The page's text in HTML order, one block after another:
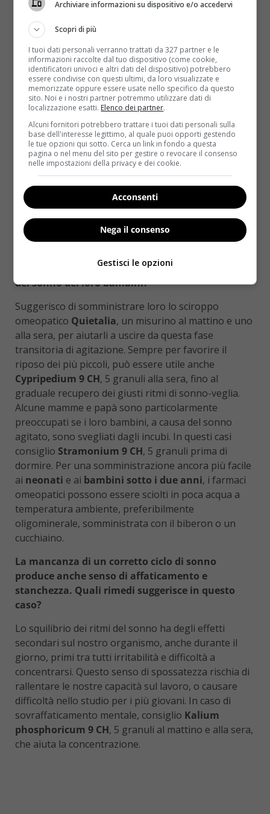
Certamente. Essendo generalmenteprivi di effetti
collaterali
bambini, anziani e donne incinte,
queste ultime che sono maggiormente soggette a
risentire del cambio di orario.
Cosa consiglia ai genitori che lamentano disturbi
del sonno dei loro bambini?
Suggerisco di somministrare loro lo sciroppo
omeopatico Quietalia, un misurino al mattino e uno
alla sera, per aiutarli a uscire da questa fase
transitoria di agitazione. Sempre per favorire il
riposo dei più piccoli, può essere utile anche
Cypripedium 9 CH, 5 granuli alla sera, fino al
graduale recupero dei giusti ritmi di sonno-veglia.
Alcune mamme e papà sono particolarmente
preoccupati se i loro bambini, a causa del sonno
agitato, sono svegliati dagli incubi. In questi casi
consiglio Stramonium 9 CH, 5 granuli prima di
dormire. Per una somministrazione ancora più facile
ai neonati e ai bambini sotto i due anni, i farmaci
omeopatici possono essere sciolti in poca acqua a
temperatura ambiente, preferibilmente
oligominerale, somministrata con il biberon o un
cucchiaino.
La mancanza di un corretto ciclo di sonno
produce anche senso di affaticamento e
stanchezza. Quali rimedi suggerisce in questo
caso?
Lo squilibrio dei ritmi del sonno ha degli effetti
secondari sul nostro organismo, anche durante il
giorno, primi tra tutti irritabilità e difficoltà a
concentrarsi. Questo senso di spossatezza rischia di
rallentare le nostre capacità sul lavoro, o causare
difficoltà nello studio per i più giovani. In caso di
sovraffaticamento mentale, consiglio Kalium
phosphoricum 9 CH, 5 granuli al mattino e alla sera,
che aiuta la concentrazione.
Archiviare informazioni su dispositivo e/o accedervi
Scopri di più
I tuoi dati personali verranno trattati da 327 partner e le
informazioni raccolte dal tuo dispositivo (come cookie,
identificatori univoci e altri dati del dispositivo) potrebbero
essere condivise con questi ultimi, da loro visualizzate e
memorizzate oppure essere usate nello specifico da questo
sito. Noi e i nostri partner potremmo utilizzare dati di
localizzazione esatti. Elenco dei partner.
Alcuni fornitori potrebbero trattare i tuoi dati personali sulla
base dell'interesse legittimo, al quale puoi opporti gestendo
le tue opzioni qui sotto. Cerca un link in fondo a questa
pagina o nel menu del sito per gestire o revocare il consenso
nelle impostazioni della privacy e dei cookie.
Acconsenti
Nega il consenso
Gestisci le opzioni